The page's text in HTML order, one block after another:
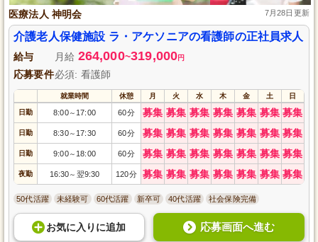
医療法人 神明会 7月28日更新
介護老人保健施設 ラ・アケソニアの看護師の正社員求人
給与 月給 264,000~319,000円
応募要件必須: 看護師
就業時間 休憩 月 火 水 木 金 土 日
日勤 8:00～ 17:00 60分 募集 募集 募集 募集 募集 募集 募集
日勤 8:30～ 17:30 60分 募集 募集 募集 募集 募集 募集 募集
日勤 9:00～ 18:00 60分 募集 募集 募集 募集 募集 募集 募集
夜勤 16:30～ 翌9:30 120分 募集 募集 募集 募集 募集 募集 募集
50代活躍 未経験可 60代活躍 新卒可 40代活躍 社会保険完備
お気に入り に追加 応募画面へ進む